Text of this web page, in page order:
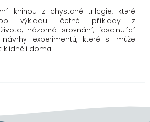
knihou z chystané trilogie, které
výkladu: četné příklady z
názorná srovnání, fascinující
experimentů, které si může
klidně i doma.